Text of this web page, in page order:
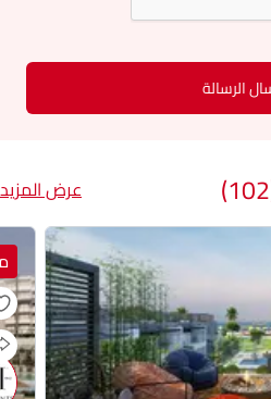
الرسالة
عرض المزيد